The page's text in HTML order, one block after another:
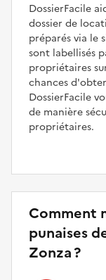
DossierFacile
dossier de
préparés via
sont labellisés
propriétaires
chances
DossierFacile
de manière
propriétaires.
Comment
punaises
Zonza ?